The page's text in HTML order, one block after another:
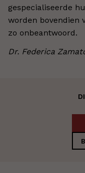
gespecialiseerde
worden bovendien
zo onbeantwoord.
Dr. Federica